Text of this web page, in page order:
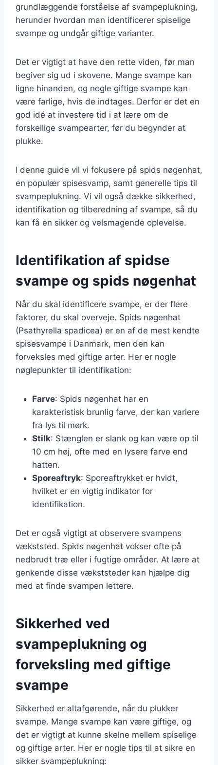
grundlæggende forståelse af svampeplukning,
herunder hvordan man identificerer spiselige
svampe og undgår giftige varianter.
Det er vigtigt at have den rette viden, før man
begiver sig ud i skovene. Mange svampe kan
ligne hinanden, og nogle giftige svampe kan
være farlige, hvis de indtages. Derfor er det en
god idé at investere tid i at lære om de
forskellige svampearter, før du begynder at
plukke.
I denne guide vil vi fokusere på spids nøgenhat,
en populær spisesvamp, samt generelle tips til
svampeplukning. Vi vil også dække sikkerhed,
identifikation og tilberedning af svampe, så du
kan få en sikker og velsmagende oplevelse.
Identifikation af spidse
svampe og spids nøgenhat
Når du skal identificere svampe, er der flere
faktorer, du skal overveje. Spids nøgenhat
(Psathyrella spadicea) er en af de mest kendte
spisesvampe i Danmark, men den kan
forveksles med giftige arter. Her er nogle
nøglepunkter til identifikation:
Farve: Spids nøgenhat har en
karakteristisk brunlig farve, der kan variere
fra lys til mørk.
Stilk: Stænglen er slank og kan være op til
10 cm høj, ofte med en lysere farve end
hatten.
Sporeaftryk: Sporeaftrykket er hvidt,
hvilket er en vigtig indikator for
identifikation.
Det er også vigtigt at observere svampens
vækststed. Spids nøgenhat vokser ofte på
nedbrudt træ eller i fugtige områder. At lære at
genkende disse vækststeder kan hjælpe dig
med at finde svampen lettere.
Sikkerhed ved
svampeplukning og
forveksling med giftige
svampe
Sikkerhed er altafgørende, når du plukker
svampe. Mange svampe kan være giftige, og
det er vigtigt at kunne skelne mellem spiselige
og giftige arter. Her er nogle tips til at sikre en
sikker svampeplukning: